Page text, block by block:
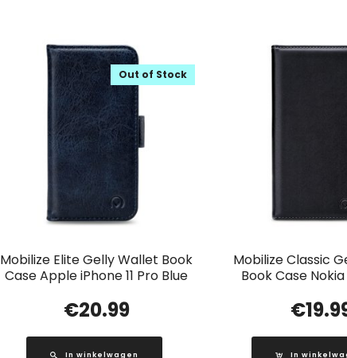
Mobilize Elite Gelly Wallet Book
Case Apple iPhone 11 Pro Blue
Out of Stock
€20.99
In winkelwagen
Mobilize Classic
Book Case
€
In